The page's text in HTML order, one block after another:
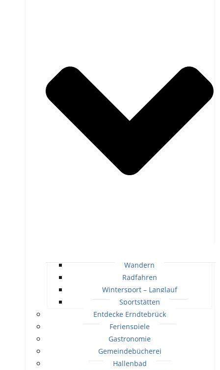
Wandern
Radfahren
Wintersport – Langlauf
Sportstätten
Entdecke Erndtebrück
Ferienspiele
Gastronomie
Gemeindebücherei
Hallenbad